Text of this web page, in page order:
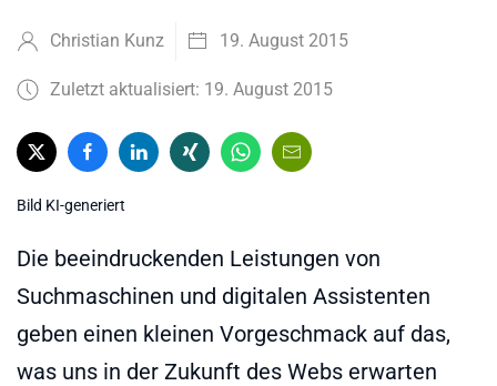
Christian Kunz 19. August 2015
Zuletzt aktualisiert: 19. August 2015
Bild KI-generiert
Die beeindruckenden Leistungen von
Suchmaschinen und digitalen Assistenten
geben einen kleinen Vorgeschmack auf das,
was uns in der Zukunft des Webs erwarten